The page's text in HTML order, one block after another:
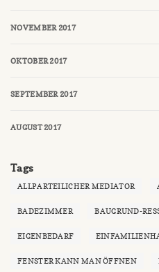
NOVEMBER 2017
OKTOBER 2017
SEPTEMBER 2017
AUGUST 2017
Tags
ALLPARTEILICHER MEDIATOR
BADEZIMMER BAUGRUND-
EIGENBEDARF
FENSTER KANN MAN ÖFFNEN